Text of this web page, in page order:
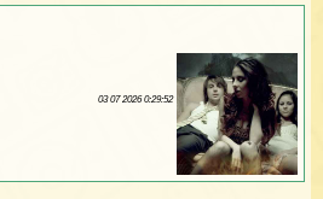
03 07 2026 0:29:52